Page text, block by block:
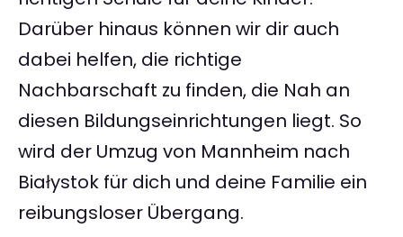
Darüber hinaus können wir dir auch
dabei helfen, die richtige
Nachbarschaft zu finden, die Nah an
diesen Bildungseinrichtungen liegt. So
wird der Umzug von Mannheim nach
Białystok für dich und deine Familie ein
reibungsloser Übergang.